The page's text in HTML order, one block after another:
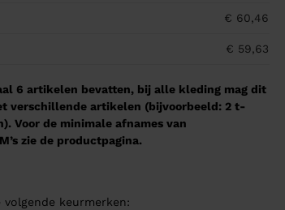
€ 60,46
€ 59,63
6 artikelen bevatten, bij alle kleding mag dit
verschillende artikelen (bijvoorbeeld: 2 t-
Voor de minimale afnames van
zie de productpagina.
keurmerken: